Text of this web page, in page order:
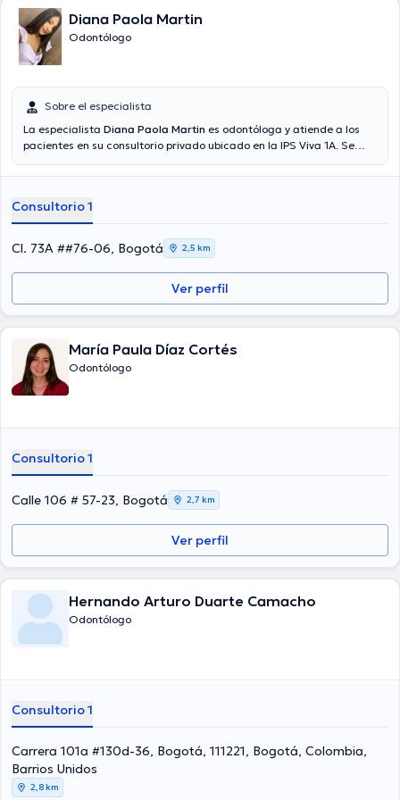
Diana Paola Martin
Odontólogo
Sobre el especialista
La especialista Diana Paola Martin es odontóloga y atiende a los
pacientes en su consultorio privado ubicado en la IPS Viva 1A. Se
2020. Además, cuenta con experiencia trabajando en Hospital de
donde ha ejercido en el área de odontologia general, operatoria,
rehabilitación oral, promoción y prevención de la salud oral,
exodoncias, higiene oral y en atención de urgencias odontologicas.
Finalmente, ha realizado numerosos cursos con el objetivo de tener
una formación continua, aprendiendo nuevos procedimientos y de
este modo, poder dar una mejor atención a sus pacientes.
Consultorio 1
Cl. 73A ##76-06, Bogotá 2,5 km
Ver perfil
María Paula Díaz Cortés
Odontólogo
Consultorio 1
Calle 106 # 57-23, Bogotá 2,7 km
Ver perfil
Hernando Arturo Duarte Camacho
Odontólogo
Consultorio 1
Carrera 101a #130d-36, Bogotá, 111221, Bogotá, Colombia,
Barrios Unidos
2,8 km